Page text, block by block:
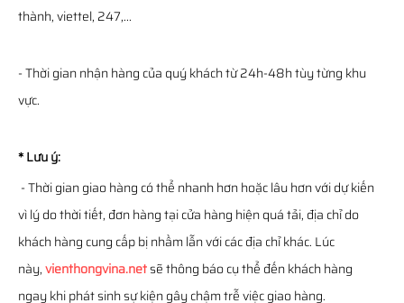
thành, viettel, 247,...
- Thời gian nhận hàng của quý khách từ 24h-48h tùy từng khu
vực.
* Lưu ý:
- Thời gian giao hàng có thể nhanh hơn hoặc lâu hơn với dự kiến
vì lý do thời tiết, đơn hàng tại cửa hàng hiện quá tải, địa chỉ do
khách hàng cung cấp bị nhầm lẫn với các địa chỉ khác. Lúc
này,vienthongvina.netsẽ thông báo cụ thể đến khách hàng
ngay khi phát sinh sự kiện gây chậm trễ việc giao hàng.